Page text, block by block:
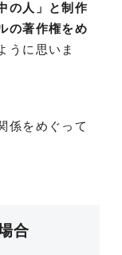
の人」と制作
の著作権をめ
うに思いま
係をめぐって
合